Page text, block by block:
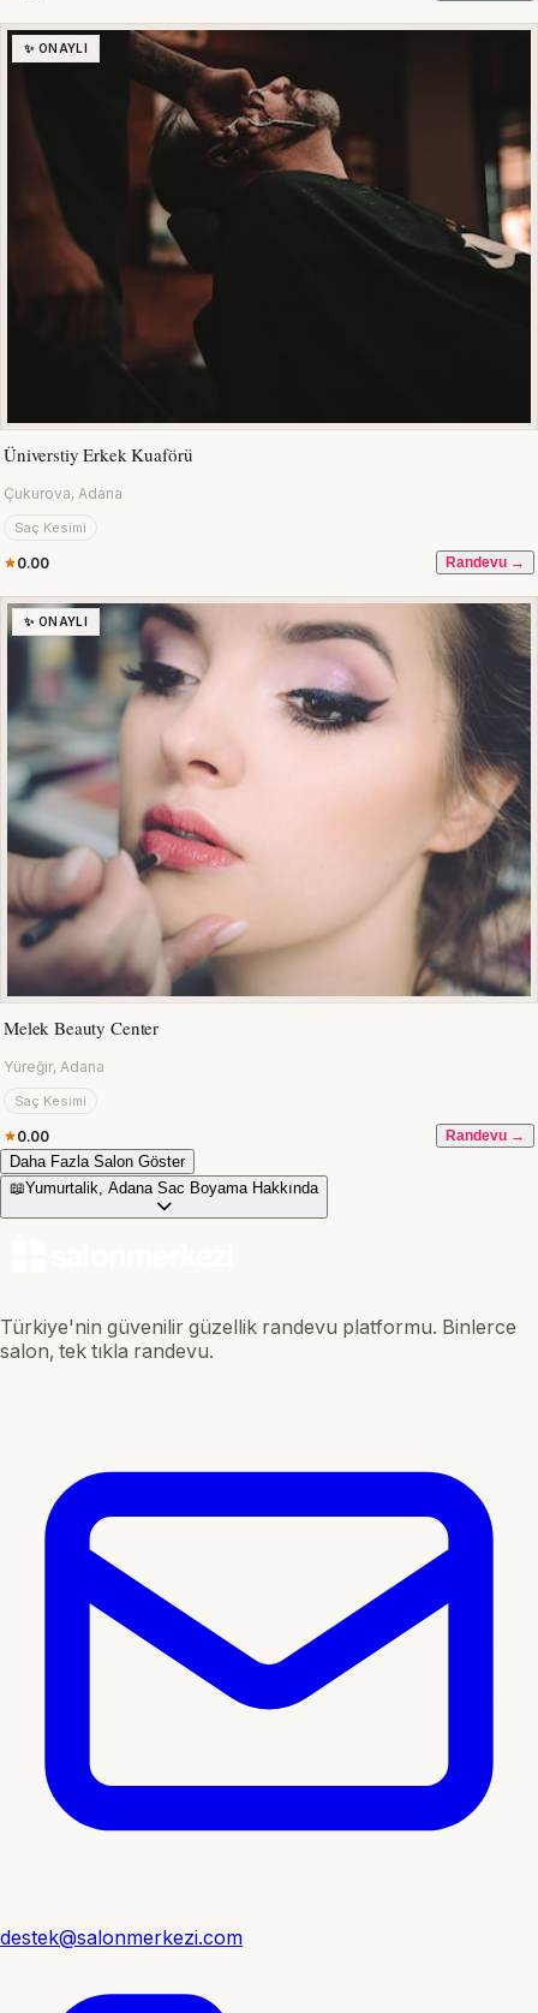
✨ ONAYLI
Üniverstiy Erkek Kuaförü
Çukurova, Adana
Saç Kesimi
0.00 Randevu →
✨ ONAYLI
Melek Beauty Center
Yüreğir, Adana
Saç Kesimi
0.00 Randevu →
Daha Fazla Salon Göster
📖Yumurtalik, Adana Sac Boyama Hakkında
Türkiye'nin güvenilir güzellik randevu platformu. Binlerce
salon, tek tıkla randevu.
destek@salonmerkezi.com